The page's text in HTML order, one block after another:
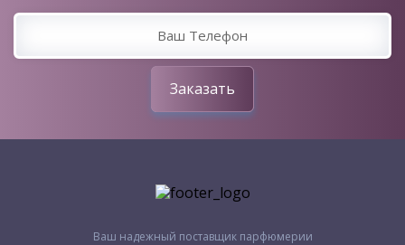
Заказать
Ваш надежный поставщик парфюмерии